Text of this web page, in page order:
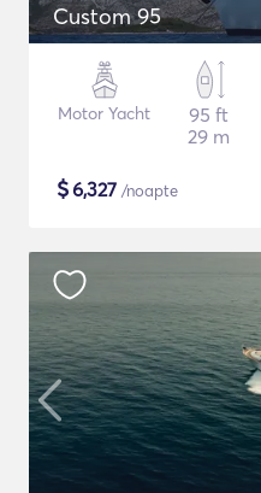
Custom 95
Motor Yacht
95 ft
29 m
$6,327 /noapte